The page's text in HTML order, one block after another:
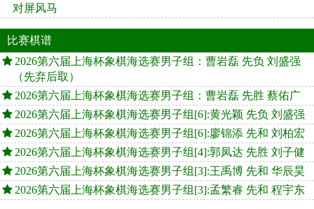
对屏风马
比赛棋谱
2026第六届上海杯象棋海选赛男子组：曹岩磊 先负 刘盛强
（先弃后取）
2026第六届上海杯象棋海选赛男子组：曹岩磊 先胜 蔡佑广
2026第六届上海杯象棋海选赛男子组[6]:黄光颖 先负 刘盛强
2026第六届上海杯象棋海选赛男子组[6]:廖锦添 先和 刘柏宏
2026第六届上海杯象棋海选赛男子组[4]:郭凤达 先胜 刘子健
2026第六届上海杯象棋海选赛男子组[3]:王禹博 先和 华辰昊
2026第六届上海杯象棋海选赛男子组[3]:孟繁睿 先和 程宇东